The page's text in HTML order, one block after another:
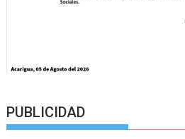
PUBLICIDAD